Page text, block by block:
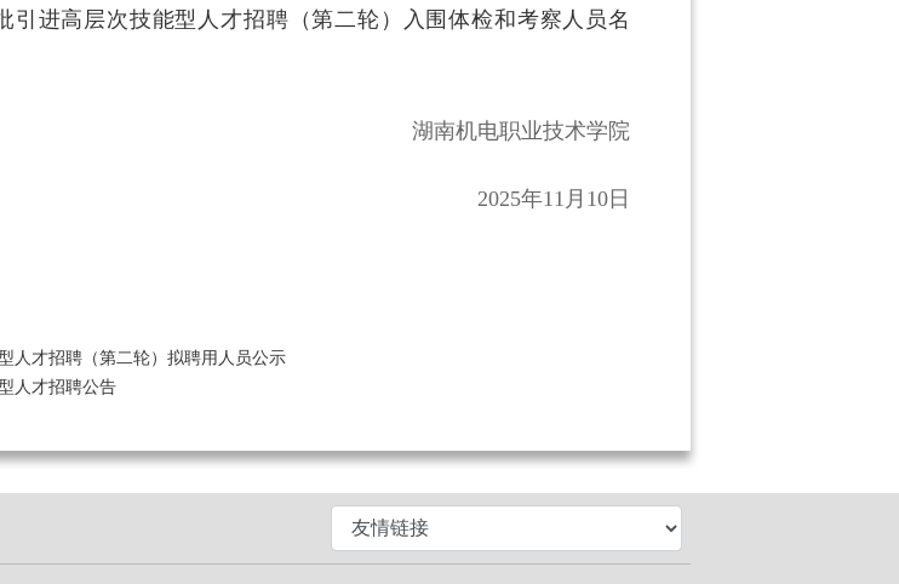
引进高层次技能型人才招聘（第二轮）入围体检和考察人员名
湖南机电职业技术学院
2025年11月10日
人才招聘（第二轮）拟聘用人员公示
人才招聘公告